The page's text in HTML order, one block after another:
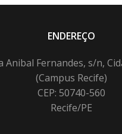
ENDEREÇO
Anibal Fernandes, s/n,
(Campus Recife)
CEP: 50740-560
Recife/PE